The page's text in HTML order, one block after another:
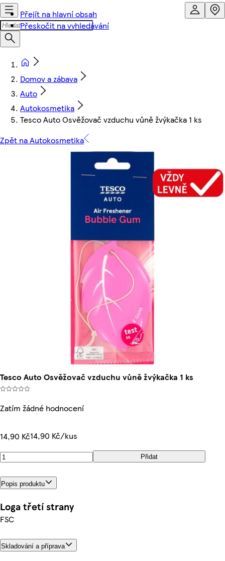
Přejít na hlavní obsah
Přeskočit na vyhledávání
Domov a zábava
Auto
Autokosmetika
Tesco Auto Osvěžovač vzduchu vůně žvýkačka 1 ks
Zpět na Autokosmetika
Tesco Auto Osvěžovač vzduchu vůně žvýkačka 1 ks
Zatím žádné hodnocení
14,90 Kč14,90 Kč/kus
Přidat
Popis produktu
Loga třetí strany
FSC
Skladování a příprava